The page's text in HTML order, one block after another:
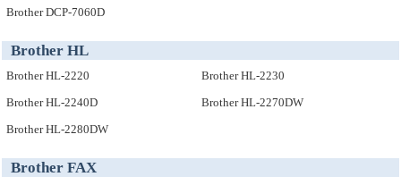
Brother DCP-7060D
Brother HL
Brother HL-2220
Brother HL-2230
Brother HL-2240D
Brother HL-2270DW
Brother HL-2280DW
Brother FAX